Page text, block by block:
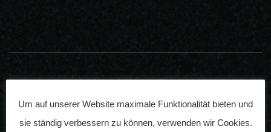
Veröffentlicht am:22. Juli 2017
Um auf unserer Website maximale Funktionalität bieten und
sie ständig verbessern zu können, verwenden wir Cookies.